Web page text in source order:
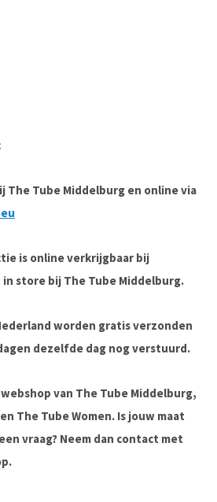
The Tube Middelburg en online via
is online verkrijgbaar bij
store bij The Tube Middelburg.
worden gratis verzonden
dezelfde dag nog verstuurd.
van The Tube Middelburg,
The Tube Women. Is jouw maat
vraag? Neem dan contact met